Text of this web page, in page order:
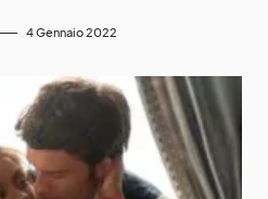
4 Gennaio 2022